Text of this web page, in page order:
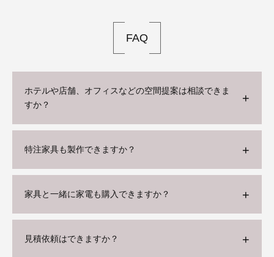
FAQ
ホテルや店舗、オフィスなどの空間提案は相談できま
すか？
特注家具も製作できますか？
家具と一緒に家電も購入できますか？
見積依頼はできますか？